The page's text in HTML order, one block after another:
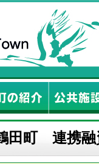
田町 連携融